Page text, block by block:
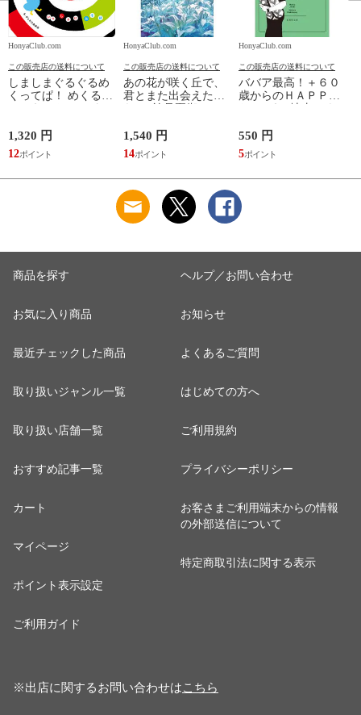
HonyaClub.com
この販売店の送料について
しましまぐるぐるめ
くってぱ！ めくるし
1,320 円
12
HonyaClub.com
この販売店の送料について
あの花が咲く丘で、
君とまた出会えた
1,540 円
14
HonyaClub.com
この販売店の送料について
ババア最高！＋６０
歳からのＨＡＰＰＹ
550 円
5
商品を探す
お気に入り商品
最近チェックした商品
取り扱いジャンル一覧
取り扱い店舗一覧
おすすめ記事一覧
カート
マイページ
ポイント表示設定
ご利用ガイド
ヘルプ／お問い合わせ
お知らせ
よくあるご質問
はじめての方へ
ご利用規約
プライバシーポリシー
お客さまご利用端末からの情報
の外部送信について
特定商取引法に関する表示
※出店に関するお問い合わせはこちら